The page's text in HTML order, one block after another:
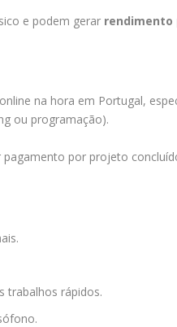
e podem gerar rendimento
na hora em Portugal,
ou programação).
por projeto
trabalhos rápidos.